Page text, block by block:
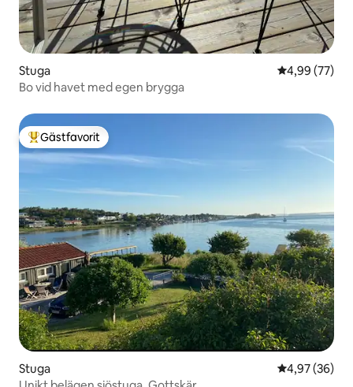
Stuga 4,99 av 5 i
4,99 (77)
Bo vid havet med egen brygga
Populär gästfavorit
Gästfavorit
Stuga 4,97 av 5 i
4,97 (36)